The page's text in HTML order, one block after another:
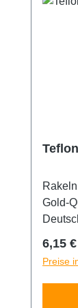
Rakeln für
Gold-Qualität mit optimalen,
6,15 €
Preise